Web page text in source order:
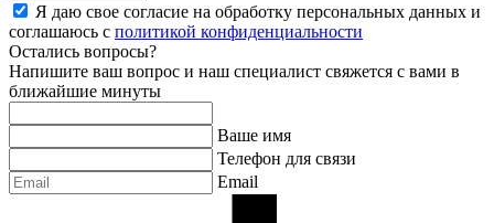
Я даю свое согласие на обработку персональных данных и
соглашаюсь с политикой конфиденциальности
Остались вопросы?
Напишите ваш вопрос и наш специалист свяжется с вами в
ближайшие минуты
Ваше имя
Телефон для связи
Email